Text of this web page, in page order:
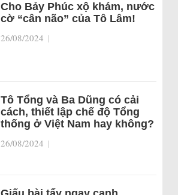
Cho Bảy Phúc xộ khám, nước
cờ “cân não” của Tô Lâm!
26/08/2024 |
Tô Tổng và Ba Dũng có cải
cách, thiết lập chế độ Tổng
thống ở Việt Nam hay không?
26/08/2024 |